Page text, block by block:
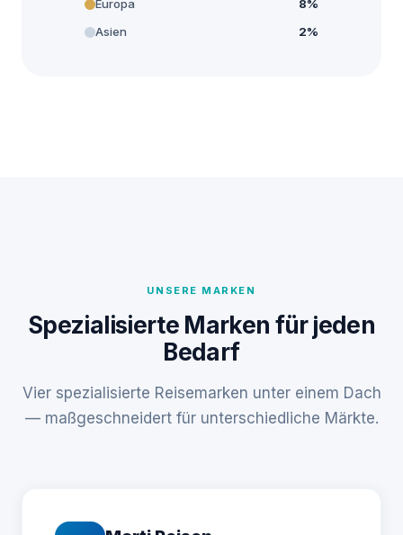
Europa
8%
Asien
2%
UNSERE MARKEN
Spezialisierte Marken für jeden
Bedarf
Vier spezialisierte Reisemarken unter einem Dach
— maßgeschneidert für unterschiedliche Märkte.